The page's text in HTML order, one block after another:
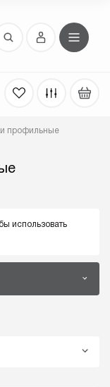
профильные
использовать